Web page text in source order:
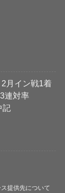
2月イン戦1着
連対率
記
ス提供先について